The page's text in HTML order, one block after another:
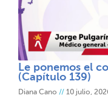
Le ponemos el
(Capítulo 139)
Diana Cano 10 julio,